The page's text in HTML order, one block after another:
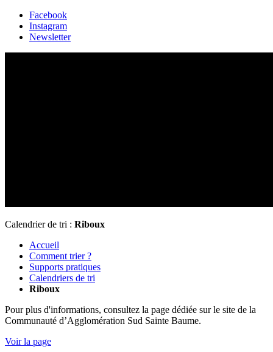
Facebook
Instagram
Newsletter
Calendrier de tri : Riboux
Accueil
Comment trier ?
Supports pratiques
Calendriers de tri
Riboux
Pour plus d'informations, consultez la page dédiée sur le site de la
Communauté d’Agglomération Sud Sainte Baume.
Voir la page